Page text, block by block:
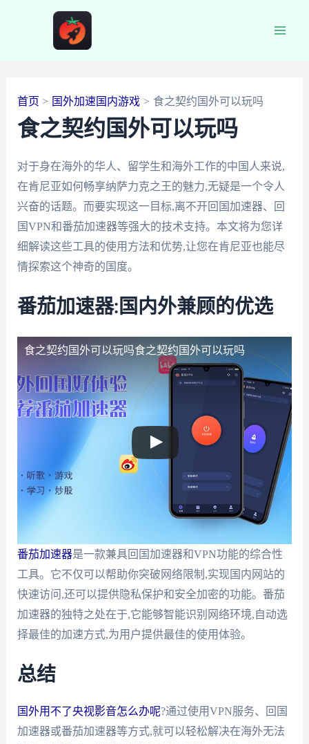
首页 国外加速国内游戏 食之契约国外可以玩吗
食之契约国外可以玩吗
对于身在海外的华人、留学生和海外工作的中国人来说,
在肯尼亚如何畅享纳萨力克之王的魅力,无疑是一个令人
兴奋的话题。而要实现这一目标,离不开回国加速器、回
国VPN和番茄加速器等强大的技术支持。本文将为您详
细解读这些工具的使用方法和优势,让您在肯尼亚也能尽
情探索这个神奇的国度。
番茄加速器:国内外兼顾的优选
食之契约国外可以玩吗食之契约国外可以玩吗
番茄加速器是一款兼具回国加速器和VPN功能的综合性
工具。它不仅可以帮助你突破网络限制,实现国内网站的
快速访问,还可以提供隐私保护和安全加密的功能。番茄
加速器的独特之处在于,它能够智能识别网络环境,自动选
择最佳的加速方式,为用户提供最佳的使用体验。
总结
国外用不了央视影音怎么办呢?通过使用VPN服务、回国
加速器或番茄加速器等方式,就可以轻松解决在海外无法